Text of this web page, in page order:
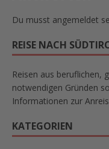
Du musst angemeldet
REISE NACH
Reisen aus beruflichen,
notwendigen Gründen
Informationen zur
KATEGORIEN